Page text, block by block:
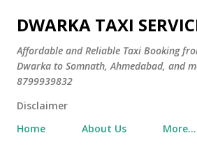
Skip to main
DWARKA TAXI
Affordable and Reliable Taxi Booking
Dwarka to Somnath, Ahmedabad, and
8799939832
Disclaimer
Home
About Us More…